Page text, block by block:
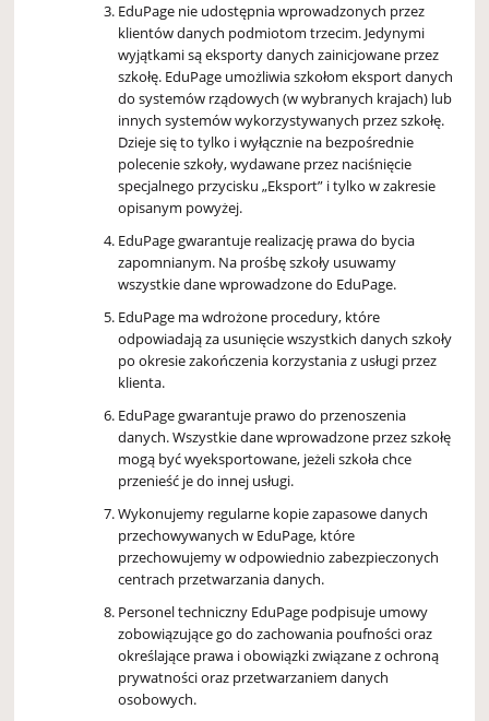
EduPage nie udostępnia wprowadzonych przez
klientów danych podmiotom trzecim. Jedynymi
wyjątkami są eksporty danych zainicjowane przez
szkołę. EduPage umożliwia szkołom eksport danych
do systemów rządowych (w wybranych krajach) lub
innych systemów wykorzystywanych przez szkołę.
Dzieje się to tylko i wyłącznie na bezpośrednie
polecenie szkoły, wydawane przez naciśnięcie
specjalnego przycisku „Eksport” i tylko w zakresie
opisanym powyżej.
EduPage gwarantuje realizację prawa do bycia
zapomnianym. Na prośbę szkoły usuwamy
wszystkie dane wprowadzone do EduPage.
EduPage ma wdrożone procedury, które
odpowiadają za usunięcie wszystkich danych szkoły
po okresie zakończenia korzystania z usługi przez
klienta.
EduPage gwarantuje prawo do przenoszenia
danych. Wszystkie dane wprowadzone przez szkołę
mogą być wyeksportowane, jeżeli szkoła chce
przenieść je do innej usługi.
Wykonujemy regularne kopie zapasowe danych
przechowywanych w EduPage, które
przechowujemy w odpowiednio zabezpieczonych
centrach przetwarzania danych.
Personel techniczny EduPage podpisuje umowy
zobowiązujące go do zachowania poufności oraz
określające prawa i obowiązki związane z ochroną
prywatności oraz przetwarzaniem danych
osobowych.